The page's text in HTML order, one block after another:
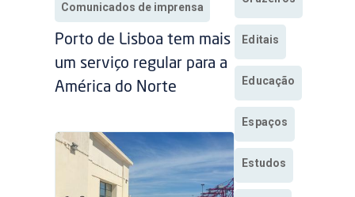
Comunicados de imprensa
Porto de Lisboa tem mais
um serviço regular para a
América do Norte
Editais
Educação
Espaços
Estudos